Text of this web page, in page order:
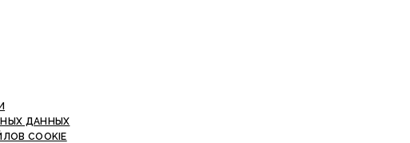
ДАННЫХ
COOKIE